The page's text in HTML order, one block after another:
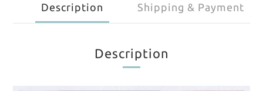
Description Shipping & Payment
Description